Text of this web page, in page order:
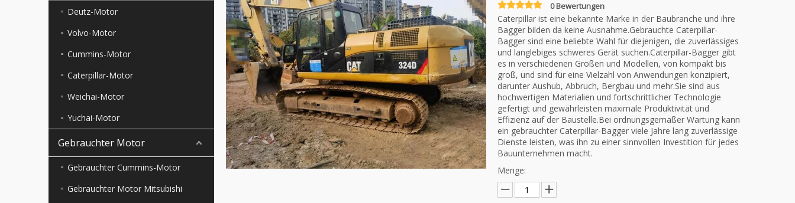
Deutz-Motor
Volvo-Motor
Cummins-Motor
Caterpillar-Motor
Weichai-Motor
Yuchai-Motor
Gebrauchter Motor
Gebrauchter Cummins-Motor
Gebrauchter Motor Mitsubishi
0 Bewertungen
Caterpillar ist eine bekannte Marke in der Baubranche und ihre
Bagger bilden da keine Ausnahme.Gebrauchte Caterpillar-
Bagger sind eine beliebte Wahl für diejenigen, die zuverlässiges
und langlebiges schweres Gerät suchen.Caterpillar-Bagger gibt
es in verschiedenen Größen und Modellen, von kompakt bis
groß, und sind für eine Vielzahl von Anwendungen konzipiert,
darunter Aushub, Abbruch, Bergbau und mehr.Sie sind aus
hochwertigen Materialien und fortschrittlicher Technologie
gefertigt und gewährleisten maximale Produktivität und
Effizienz auf der Baustelle.Bei ordnungsgemäßer Wartung kann
ein gebrauchter Caterpillar-Bagger viele Jahre lang zuverlässige
Dienste leisten, was ihn zu einer sinnvollen Investition für jedes
Bauunternehmen macht.
Menge: